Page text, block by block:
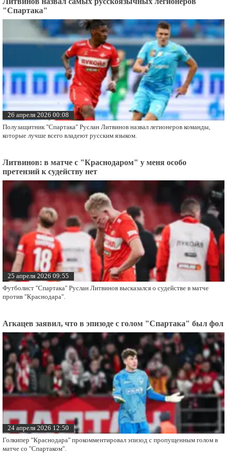
"Спартака"
26 апреля 2026 00:08
Полузащитник "Спартака" Руслан Литвинов назвал легионеров команды,
которые лучше всего владеют русским языком.
Литвинов: в матче с "Краснодаром" у меня особо
претензий к судейству нет
25 апреля 2026 09:55
Футболист "Спартака" Руслан Литвинов высказался о судействе в матче
против "Краснодара".
Агкацев заявил, что в эпизоде с голом "Спартака" был фол
24 апреля 2026 12:50
Голкипер "Краснодара" прокомментировал эпизод с пропущенным голом в
матче со "Спартаком".